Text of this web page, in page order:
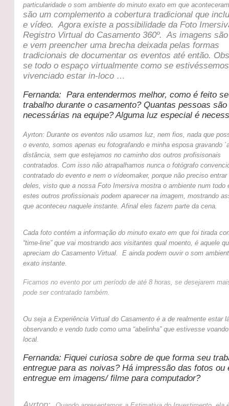
particularidade o som ambiente do minuto exato em que
são um complemento a cobertura tradicional que
e vídeo.Agora existe a possibilidade da Foto
Registro Virtual do Casamento 360º.As imagens
e vem preencher uma brecha deixada pelas formas
tradicionais de documentar os eventos até então.
se todo o espaço virtualmente como se estivéssemos
vivenciado estar in-loco …
Fernanda: Para entendermos melhor, como é feito
trabalho durante o casamento? Quantas pessoas são
necessárias na equipe? Alguma luz especial é
Ayrton: Durante os eventos não usamos luz, nem fios, nada que
o evento, somos apenas eu fotografando e minha esposa gravando
distância, sem que estejamos no caminho dos outros profisisonais
contratados. Com isso não atrapalhamos nunca o fotógrafo
contratado do evento e nem o vídeomaker, porque não preciso
deles, visto que a nossa Foto Imersiva mostra o ambiente num todo
estes outros profissionais podem aparecer na imagem, mostrando
que aconteceu naquele instante. Afinal eles fazem parte da cena.
Cada foto contém a informação do minuto exato em que foi tirada
“time-line” que vai mostrando aos visitantes qual moento, é aquele
apreciam do Casamento Virtual.E ainda podem ouvir o som
exato instante.
Ficamos no evento por um período de até 8 horas, se desejarem
pode ser contratado também.
Ou seja a Experiência Virtual do Casamento é a de realmente estar
observando e vendo tudo como uma “abelinha” que estivesse
local.
Fernanda: Fiquei curiosa sobre de que forma seu
entregue para as noivas? Há impressão das fotos ou
entregue em imagens/ filme para computador?